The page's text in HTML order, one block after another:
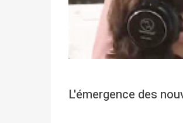
L'émergence des